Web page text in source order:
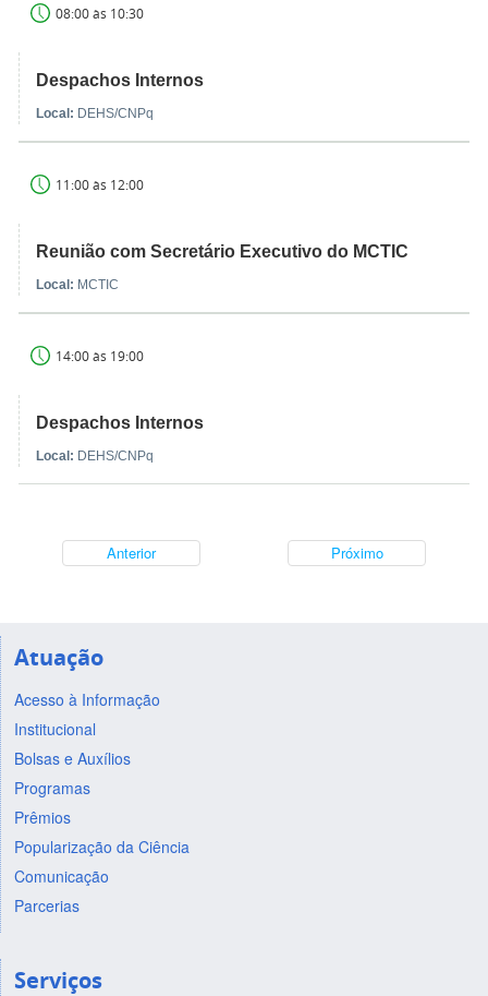
08:00 às 10:30
Despachos Internos
Local: DEHS/CNPq
11:00 às 12:00
Reunião com Secretário Executivo do MCTIC
Local: MCTIC
14:00 às 19:00
Despachos Internos
Local: DEHS/CNPq
Anterior Próximo
Atuação
Acesso à Informação
Institucional
Bolsas e Auxílios
Programas
Prêmios
Popularização da Ciência
Comunicação
Parcerias
Serviços